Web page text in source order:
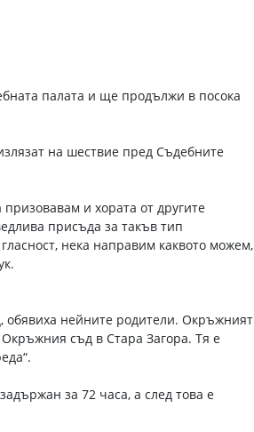
палата и ще продължи в посока
на шествие пред Съдебните
и хората от другите
присъда за такъв тип
нека направим каквото можем,
обявиха нейните родители. Окръжният
съд в Стара Загора. Тя е
за 72 часа, а след това е